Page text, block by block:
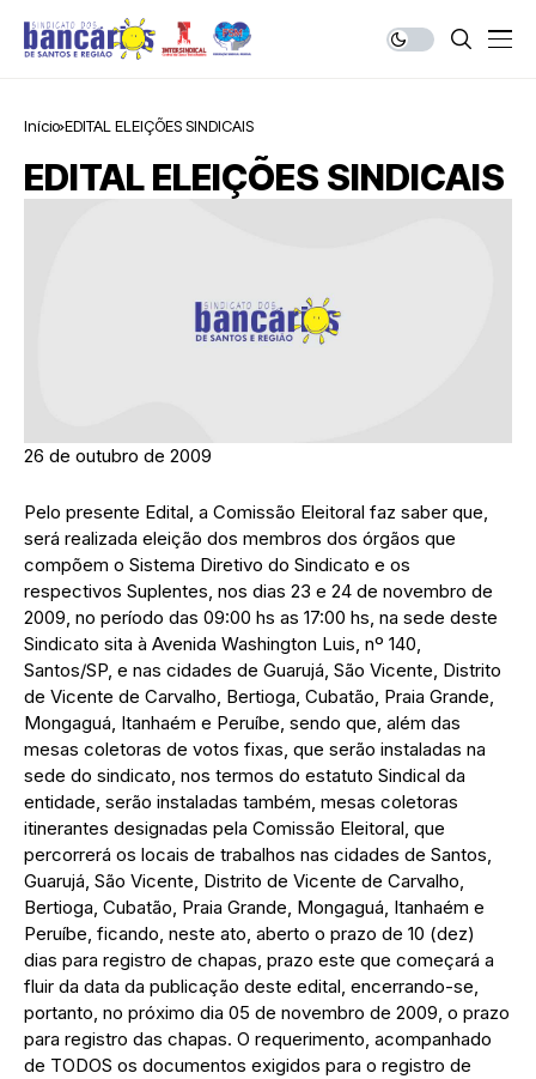
Início EDITAL ELEIÇÕES SINDICAIS
EDITAL ELEIÇÕES SINDICAIS
26 de outubro de 2009
Pelo presente Edital, a Comissão Eleitoral faz saber que,
será realizada eleição dos membros dos órgãos que
compõem o Sistema Diretivo do Sindicato e os
respectivos Suplentes, nos dias 23 e 24 de novembro de
2009, no período das 09:00 hs as 17:00 hs, na sede deste
Sindicato sita à Avenida Washington Luis, nº 140,
Santos/SP, e nas cidades de Guarujá, São Vicente, Distrito
de Vicente de Carvalho, Bertioga, Cubatão, Praia Grande,
Mongaguá, Itanhaém e Peruíbe, sendo que, além das
mesas coletoras de votos fixas, que serão instaladas na
sede do sindicato, nos termos do estatuto Sindical da
entidade, serão instaladas também, mesas coletoras
itinerantes designadas pela Comissão Eleitoral, que
percorrerá os locais de trabalhos nas cidades de Santos,
Guarujá, São Vicente, Distrito de Vicente de Carvalho,
Bertioga, Cubatão, Praia Grande, Mongaguá, Itanhaém e
Peruíbe, ficando, neste ato, aberto o prazo de 10 (dez)
dias para registro de chapas, prazo este que começará a
fluir da data da publicação deste edital, encerrando-se,
portanto, no próximo dia 05 de novembro de 2009, o prazo
para registro das chapas. O requerimento, acompanhado
de TODOS os documentos exigidos para o registro de